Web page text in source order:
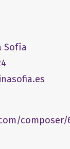
Sofía
composer/